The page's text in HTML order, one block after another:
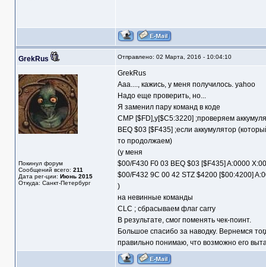
GrekRus Отправлено: 02 Марта, 2016 - 10:04:10
Покинул форум
Сообщений всего: 211
Дата рег-ции: Июнь 2015
Откуда: Санкт-Петербург
GrekRus
Ааа...., кажись, у меня получилось. yahoo
Надо еще проверить, но...
Я заменил пару команд в коде
CMP [$FD],y[$C5:3220] ;проверяем
BEQ $03 [$F435] ;если аккумулятор
то продолжаем)
(у меня
$00/F430 F0 03 BEQ $03 [$F435] A:0000
$00/F432 9C 00 42 STZ $4200 [$00:4200]
)
на невинные команды
CLC ; сбрасываем флаг carry
В результате, смог поменять чек-поинт.
Большое спасибо за наводку. Вернемся
правильно понимаю, что возможно его